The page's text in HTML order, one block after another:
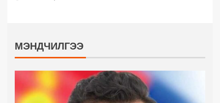
МЭНДЧИЛГЭЭ